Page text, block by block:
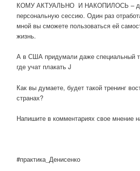
КОМУ АКТУАЛЬНО И НАКОПИЛОСЬ –
персональную сессию. Один раз
мной вы сможете пользоваться ей
жизнь.
А в США придумали даже специальный
где учат плакать J
Как вы думаете, будет такой тренинг
странах?
Напишите в комментариях свое мнение
#практика_Денисенко